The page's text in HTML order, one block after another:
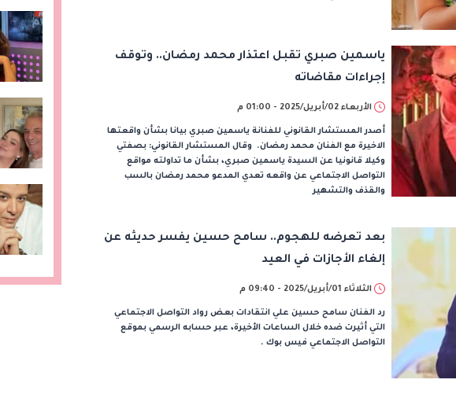
ياسمين صبري تقبل اعتذار محمد رمضان.. وتوقف
إجراءات مقاضاته
الأربعاء 02/أبريل/2025 - 01:00 م
أصدر المستشار القانوني للفنانة ياسمين صبري بيانا بشأن واقعتها
الاخيرة مع الفنان محمد رمضان. وقال المستشار القانوني: بصفتي
وكيلا قانونيا عن السيدة ياسمين صبري، بشأن ما تداولته مواقع
التواصل الاجتماعي عن واقعه تعدي المدعو محمد رمضان بالسب
والقذف والتشهير
بعد تعرضه للهجوم.. سامح حسين يفسر حديثه عن
إلغاء الأجازات في العيد
الثلاثاء 01/أبريل/2025 - 09:40 م
رد الفنان سامح حسين علي انتقادات بعض رواد التواصل الاجتماعي
التي أثيرت ضده خلال الساعات الأخيرة، عبر حسابه الرسمي بموقع
التواصل الاجتماعي فيس بوك .